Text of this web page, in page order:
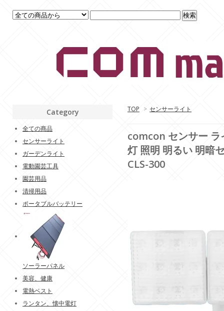
TOP > センサーライト
comcon センサー ラ
灯 照明 明るい 明暗
CLS-300
Category
全ての商品
センサーライト
ガーデンライト
電動園芸工具
園芸用品
清掃用品
ポータブルバッテリー
ソーラーパネル
美容、健康
電熱ベスト
ランタン、懐中電灯